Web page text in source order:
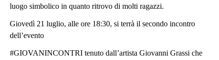
luogo simbolico in quanto ritrovo di molti ragazzi.
Giovedì 21 luglio, alle ore 18:30, si terrà il secondo incontro
dell’evento
#GIOVANINCONTRI tenuto dall’artista Giovanni Grassi che